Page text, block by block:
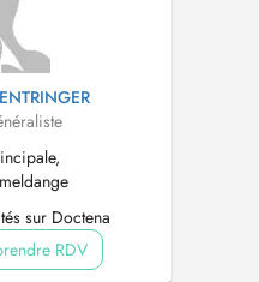
sur Doctena
RDV